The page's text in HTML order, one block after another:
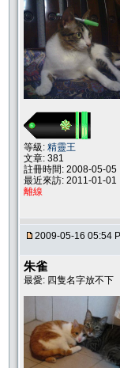
等級: 精靈王
文章: 381
註冊時間: 2008-05-05
最近來訪: 2011-01-01
離線
2009-05-16 05:54
朱雀
最愛: 四隻名字放不下